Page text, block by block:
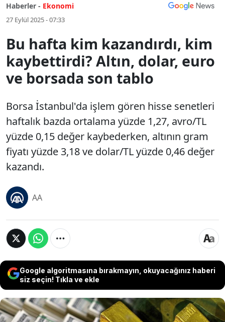
Haberler - Ekonomi
27 Eylül 2025 - 07:33
Bu hafta kim kazandırdı, kim
kaybettirdi? Altın, dolar, euro
ve borsada son tablo
Borsa İstanbul'da işlem gören hisse senetleri
haftalık bazda ortalama yüzde 1,27, avro/TL
yüzde 0,15 değer kaybederken, altının gram
fiyatı yüzde 3,18 ve dolar/TL yüzde 0,46 değer
kazandı.
AA
Google algoritmasına bırakmayın, okuyacağınız haberi
siz seçin! Tıkla ve ekle